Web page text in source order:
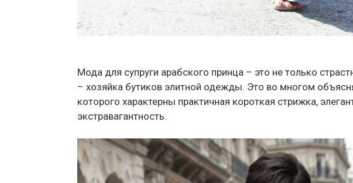
Мода для супруги арабского принца – это не только
– хозяйка бутиков элитной одежды. Это во многом
которого характерны практичная короткая стрижка,
экстравагантность.